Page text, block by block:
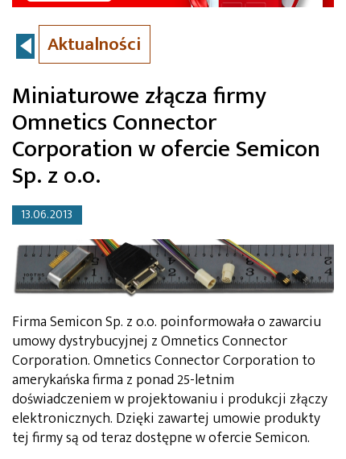
Aktualności
Miniaturowe złącza firmy
Omnetics Connector
Corporation w ofercie Semicon
Sp. z o.o.
13.06.2013
Firma Semicon Sp. z o.o. poinformowała o zawarciu
umowy dystrybucyjnej z Omnetics Connector
Corporation. Omnetics Connector Corporation to
amerykańska firma z ponad 25-letnim
doświadczeniem w projektowaniu i produkcji złączy
elektronicznych. Dzięki zawartej umowie produkty
tej firmy są od teraz dostępne w ofercie Semicon.